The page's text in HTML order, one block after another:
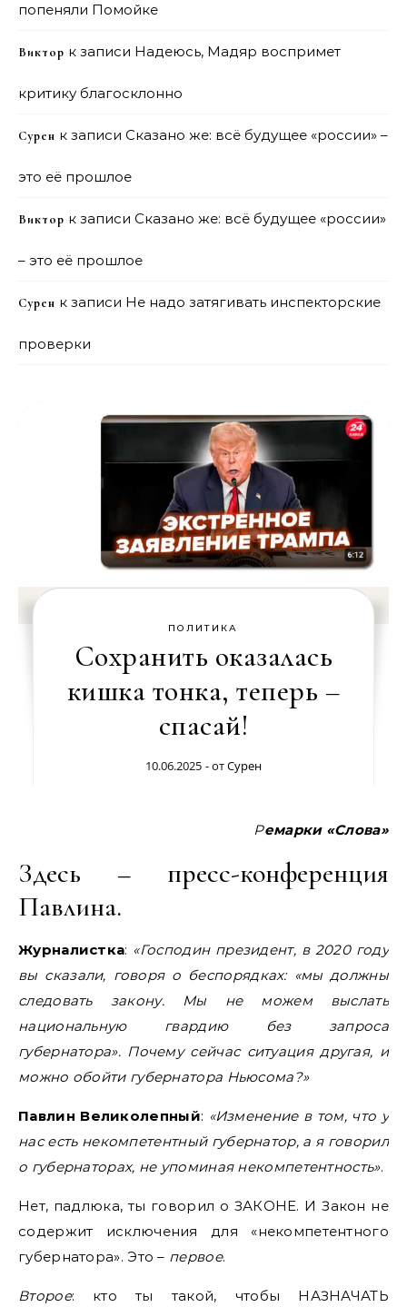
попеняли Помойке
Виктор к записи Надеюсь, Мадяр воспримет
критику благосклонно
Сурен к записи Сказано же: всё будущее «россии» –
это её прошлое
Виктор к записи Сказано же: всё будущее «россии»
– это её прошлое
Сурен к записи Не надо затягивать инспекторские
проверки
ПОЛИТИКА
Сохранить оказалась
кишка тонка, теперь –
спасай!
10.06.2025 - отСурен
Ремарки «Слова»
Здесь – пресс-конференция
Павлина.
Журналистка: «Господин президент, в 2020 году
вы сказали, говоря о беспорядках: «мы должны
следовать закону. Мы не можем выслать
национальную гвардию без запроса
губернатора». Почему сейчас ситуация другая, и
можно обойти губернатора Ньюсома?»
Павлин Великолепный: «Изменение в том, что у
нас есть некомпетентный губернатор, а я говорил
о губернаторах, не упоминая некомпетентность».
Нет, падлюка, ты говорил о ЗАКОНЕ. И Закон не
содержит исключения для «некомпетентного
губернатора». Это – первое.
Второе: кто ты такой, чтобы НАЗНАЧАТЬ